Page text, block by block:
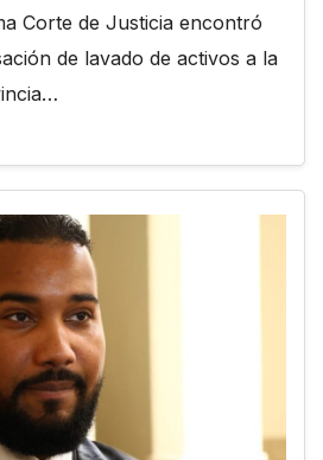
Corte de Justicia encontró
de lavado de activos a la